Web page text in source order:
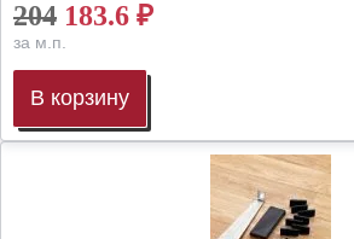
204 183.6 ₽
за м.п.
В корзину